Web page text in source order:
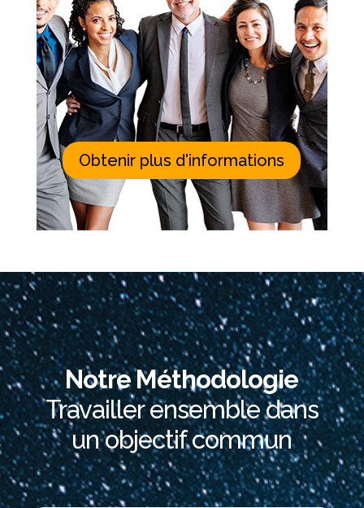
Obtenir plus d'informations
Notre Méthodologie
Travailler ensemble dans
un objectif commun